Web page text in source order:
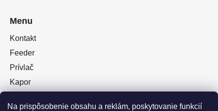
Na prispôsobenie obsahu a reklám, poskytovanie funkcií
Menu
Kontakt
Feeder
Prívlač
Kapor